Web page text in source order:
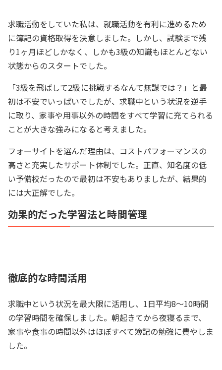
求職活動をしていた私は、就職活動を有利に進めるため
に簿記の資格取得を決意しました。しかし、試験まで残
り1ヶ月ほどしかなく、しかも3級の知識もほとんどない
状態からのスタートでした。
「3級を飛ばして2級に挑戦するなんて無謀では？」と最
初は不安でいっぱいでしたが、求職中という状況を逆手
に取り、家事や用事以外の時間をすべて学習に充てられる
ことが大きな強みになると考えました。
フォーサイトを選んだ理由は、コストパフォーマンスの
高さと充実したサポート体制でした。正直、知名度の低
い予備校だったので最初は不安もありましたが、結果的
には大正解でした。
効果的だった学習法と時間管理
徹底的な時間活用
求職中という状況を最大限に活用し、1日平均8〜10時間
の学習時間を確保しました。朝起きてから夜寝るまで、
家事や食事の時間以外はほぼすべて簿記の勉強に費やしま
した。